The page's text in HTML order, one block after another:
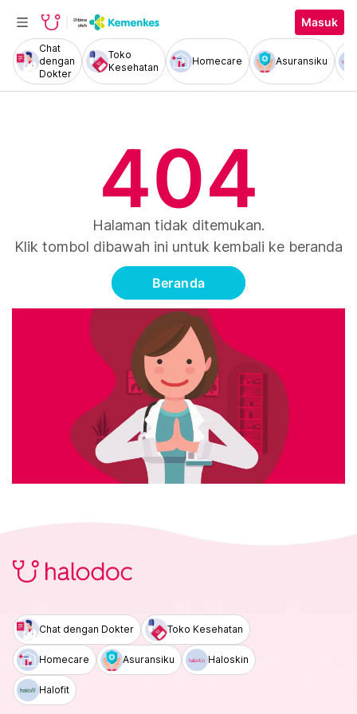
Masuk
Chat
dengan
Dokter
Toko
Kesehatan
Homecare Asuransiku
404
Halaman tidak ditemukan.
Klik tombol dibawah ini untuk kembali ke beranda
Beranda
Chat dengan Dokter Toko Kesehatan
Homecare Asuransiku Haloskin
Halofit